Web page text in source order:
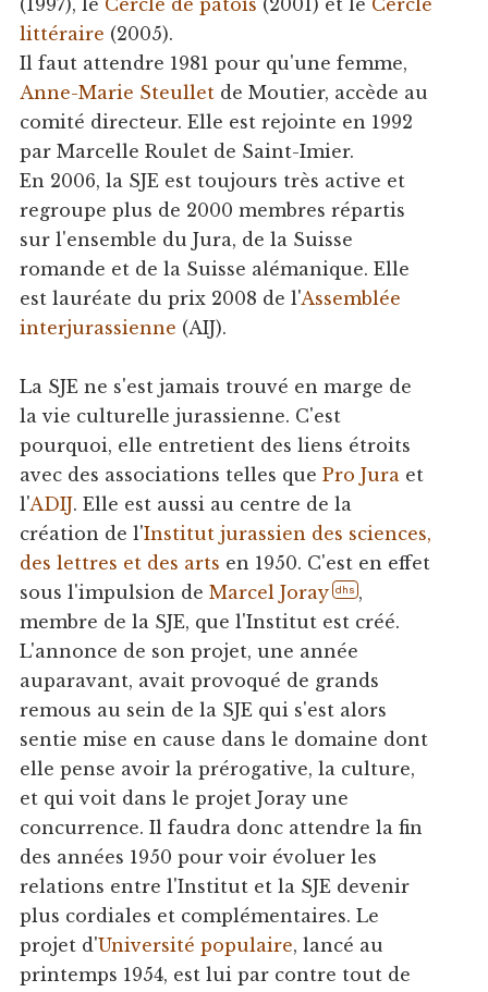
(1997), le Cercle de patois (2001) et le Cercle
littéraire (2005).
Il faut attendre 1981 pour qu'une femme,
Anne-Marie Steulletde Moutier, accède au
comité directeur. Elle est rejointe en 1992
par Marcelle Roulet de Saint-Imier.
En 2006, la SJE est toujours très active et
regroupe plus de 2000 membres répartis
sur l'ensemble du Jura, de la Suisse
romande et de la Suisse alémanique. Elle
est lauréate du prix 2008 de l'Assemblée
interjurassienne (AIJ).
La SJE ne s'est jamais trouvé en marge de
la vie culturelle jurassienne. C'est
pourquoi, elle entretient des liens étroits
avec des associations telles que Pro Juraet
l'ADIJ. Elle est aussi au centre de la
création de l'Institut jurassien des sciences,
des lettres et des arts en 1950. C'est en effet
sous l'impulsion de Marcel Joray dhs ,
membre de la SJE, que l'Institut est créé.
L'annonce de son projet, une année
auparavant, avait provoqué de grands
remous au sein de la SJE qui s'est alors
sentie mise en cause dans le domaine dont
elle pense avoir la prérogative, la culture,
et qui voit dans le projet Joray une
concurrence. Il faudra donc attendre la fin
des années 1950 pour voir évoluer les
relations entre l'Institut et la SJE devenir
plus cordiales et complémentaires. Le
projet d'Université populaire, lancé au
printemps 1954, est lui par contre tout de